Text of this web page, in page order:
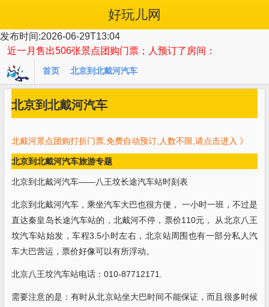
好玩儿网
发布时间:2026-06-29T13:04
近一月售出 506张景点团购门票；人预订了房间：
首页 北京到北戴河汽车
北京到北戴河汽车
北戴河景点团购打折门票,免费自动预订,人数不限,请点击进入 》
北京到北戴河汽车旅游专题
北京到北戴河汽车——八王坟长途汽车站时刻表
北京到北戴河汽车，乘坐汽车大巴也很方便， 一小时一班，不过是
直达秦皇岛长途汽车站的，北戴河不停，票价110元， 从北京八王
坟汽车站始发，车程3.5小时左右，北京站周围也有一部分私人汽
车大巴营运，票价好像可以有所浮动。
北京八王坟汽车站电话：010-87712171.
需要注意的是：有时从北京站坐大巴时间不能保证，而且很多时候